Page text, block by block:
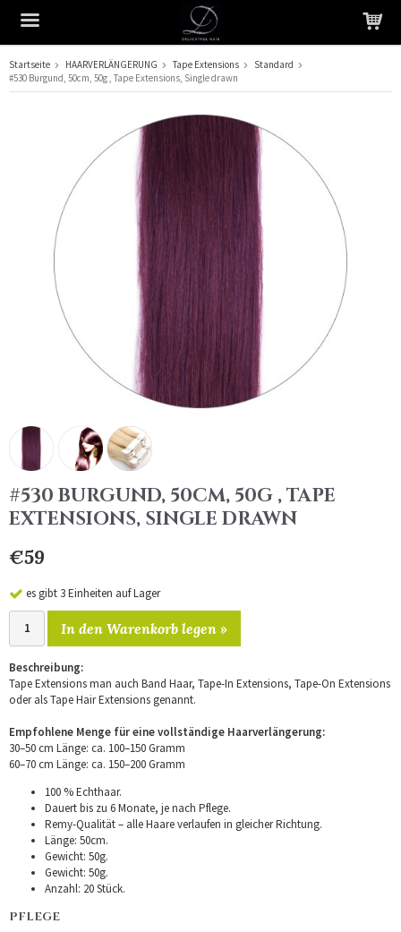
Das Produkt wurde in Ihren Warenkorb gelegt
Startseite HAARVERLÄNGERUNG Tape Extensions
Standard
#530 Burgund, 50cm, 50g , Tape Extensions, Single drawn
#530 BURGUND, 50CM, 50G , TAPE
EXTENSIONS, SINGLE DRAWN
€59
es gibt 3 Einheiten auf Lager
In den Warenkorb legen »
Beschreibung:
Tape Extensions man auch Band Haar, Tape-In Extensions, Tape-On Extensions
oder als Tape Hair Extensions genannt.
Empfohlene Menge für eine vollständige Haarverlängerung:
30–50 cm Länge: ca. 100–150 Gramm
60–70 cm Länge: ca. 150–200 Gramm
100 % Echthaar.
Dauert bis zu 6 Monate, je nach Pflege.
Remy-Qualität – alle Haare verlaufen in gleicher Richtung.
Länge: 50cm.
Gewicht: 50g.
Gewicht: 50g.
Anzahl: 20 Stück.
PFLEGE